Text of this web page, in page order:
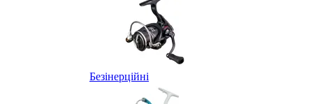
Безінерційні